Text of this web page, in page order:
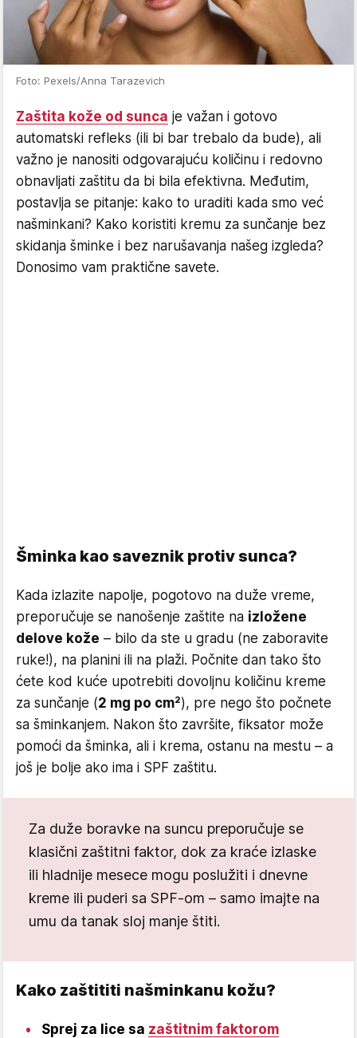
Foto: Pexels/Anna Tarazevich
Zaštita kože od sunca je važan i gotovo
automatski refleks (ili bi bar trebalo da bude), ali
važno je nanositi odgovarajuću količinu i redovno
obnavljati zaštitu da bi bila efektivna. Međutim,
postavlja se pitanje: kako to uraditi kada smo već
našminkani? Kako koristiti kremu za sunčanje bez
skidanja šminke i bez narušavanja našeg izgleda?
Donosimo vam praktične savete.
Šminka kao saveznik protiv sunca?
Kada izlazite napolje, pogotovo na duže vreme,
preporučuje se nanošenje zaštite na izložene
delove kože – bilo da ste u gradu (ne zaboravite
ruke!), na planini ili na plaži. Počnite dan tako što
ćete kod kuće upotrebiti dovoljnu količinu kreme
za sunčanje (2 mg po cm²), pre nego što počnete
sa šminkanjem. Nakon što završite, fiksator može
pomoći da šminka, ali i krema, ostanu na mestu – a
još je bolje ako ima i SPF zaštitu.
Za duže boravke na suncu preporučuje se
klasični zaštitni faktor, dok za kraće izlaske
ili hladnije mesece mogu poslužiti i dnevne
kreme ili puderi sa SPF-om – samo imajte na
umu da tanak sloj manje štiti.
Kako zaštititi našminkanu kožu?
Sprej za lice sa zaštitnim faktorom